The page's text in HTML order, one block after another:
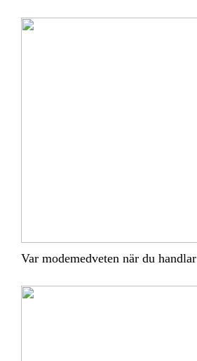
Var modemedveten när du handlar